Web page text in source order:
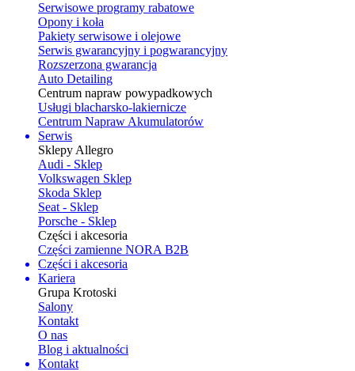
Serwisowe programy rabatowe
Opony i koła
Pakiety serwisowe i olejowe
Serwis gwarancyjny i pogwarancyjny
Rozszerzona gwarancja
Auto Detailing
Centrum napraw powypadkowych
Usługi blacharsko-lakiernicze
Centrum Napraw Akumulatorów
Serwis
Sklepy Allegro
Audi - Sklep
Volkswagen Sklep
Skoda Sklep
Seat - Sklep
Porsche - Sklep
Części i akcesoria
Części zamienne NORA B2B
Części i akcesoria
Kariera
Grupa Krotoski
Salony
Kontakt
O nas
Blog i aktualności
Kontakt